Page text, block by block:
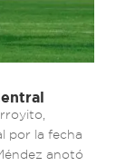
por la fecha
anotó